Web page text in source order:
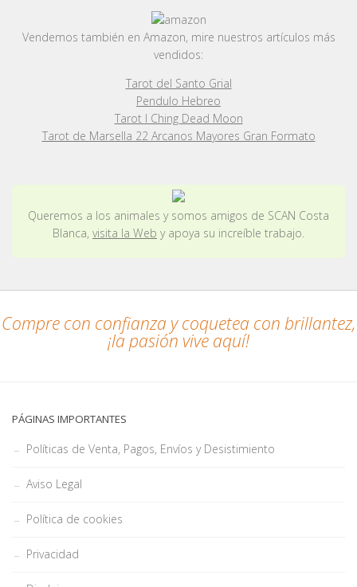
Vendemos también en Amazon, mire nuestros artículos más
vendidos:
Tarot del Santo Grial
Pendulo Hebreo
Tarot I Ching Dead Moon
Tarot de Marsella 22 Arcanos Mayores Gran Formato
Queremos a los animales y somos amigos de SCAN Costa
Blanca, visita la Web y apoya su increíble trabajo.
Compre con confianza y coquetea con brillantez,
¡la pasión vive aquí!
PÁGINAS IMPORTANTES
Políticas de Venta, Pagos, Envíos y Desistimiento
Aviso Legal
Política de cookies
Privacidad